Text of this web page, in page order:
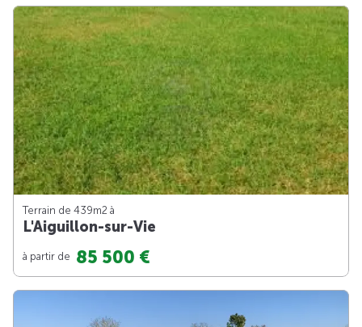
Terrain de 439m2 à
L'Aiguillon-sur-Vie
à partir de 85 500 €